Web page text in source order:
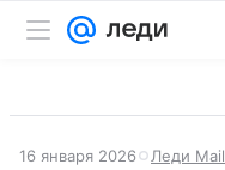
16 января 2026 Леди Mail